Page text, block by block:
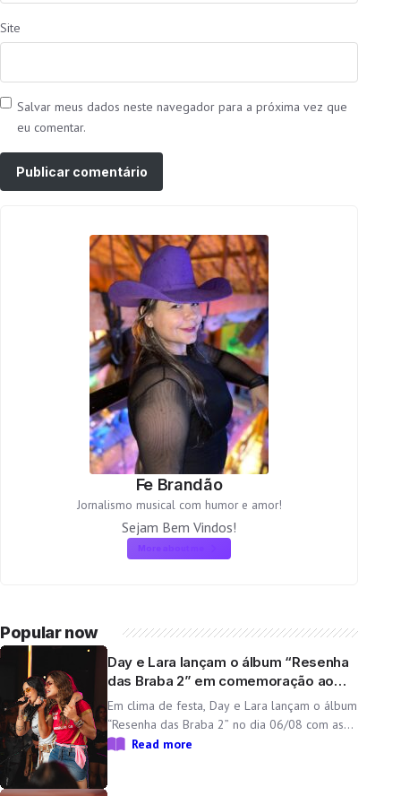
Site
Salvar meus dados neste navegador para a próxima vez que
eu comentar.
Fe Brandão
Jornalismo musical com humor e amor!
Sejam Bem Vindos!
More about me
Popular now
Day e Lara lançam o álbum “Resenha
das Braba 2” em comemoração ao
aniversário da dupla
Em clima de festa, Day e Lara lançam o álbum
“Resenha das Braba 2” no dia 06/08 com as
inéditas “Lado Cachorra” e “Doeu em Mim” O
Read more